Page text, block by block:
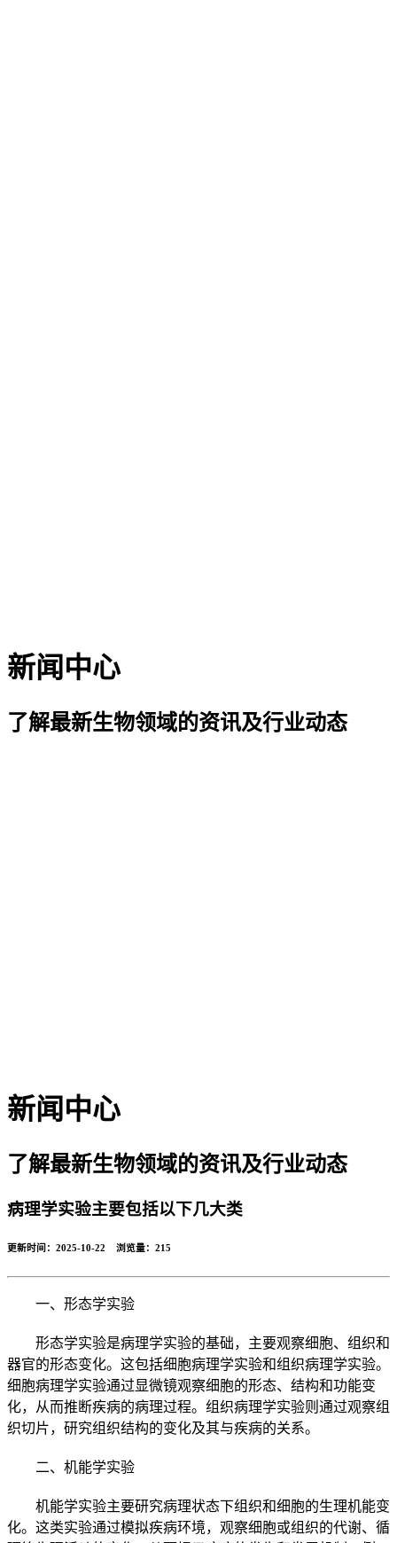
新闻中心
了解最新生物领域的资讯及行业动态
新闻中心
了解最新生物领域的资讯及行业动态
病理学实验主要包括以下几大类
更新时间：2025-10-22 浏览量： 215
一、形态学实验
形态学实验是病理学实验的基础，主要观察细胞、组织和
器官的形态变化。这包括细胞病理学实验和组织病理学实验。
细胞病理学实验通过显微镜观察细胞的形态、结构和功能变
化，从而推断疾病的病理过程。组织病理学实验则通过观察组
织切片，研究组织结构的变化及其与疾病的关系。
二、机能学实验
机能学实验主要研究病理状态下组织和细胞的生理机能变
化。这类实验通过模拟疾病环境，观察细胞或组织的代谢、循